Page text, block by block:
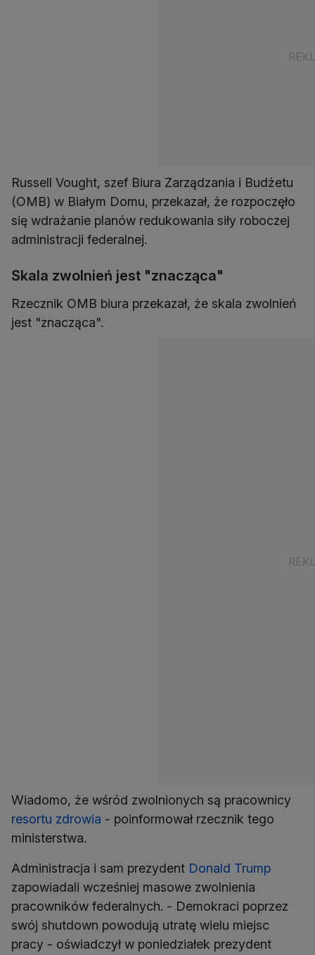
Russell Vought, szef Biura Zarządzania i Budżetu
(OMB) w Białym Domu, przekazał, że rozpoczęło
się wdrażanie planów redukowania siły roboczej
administracji federalnej.
Skala zwolnień jest "znacząca"
Rzecznik OMB biura przekazał, że skala zwolnień
jest "znacząca".
Wiadomo, że wśród zwolnionych są pracownicy
resortu zdrowia - poinformował rzecznik tego
ministerstwa.
Administracja i sam prezydent Donald Trump
zapowiadali wcześniej masowe zwolnienia
pracowników federalnych. - Demokraci poprzez
swój shutdown powodują utratę wielu miejsc
pracy - oświadczył w poniedziałek prezydent